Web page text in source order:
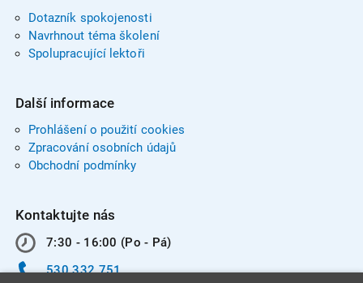
Dotazník spokojenosti
Navrhnout téma školení
Spolupracující lektoři
Další informace
Prohlášení o použití cookies
Zpracování osobních údajů
Obchodní podmínky
Kontaktujte nás
7:30 - 16:00 (Po - Pá)
530 332 751